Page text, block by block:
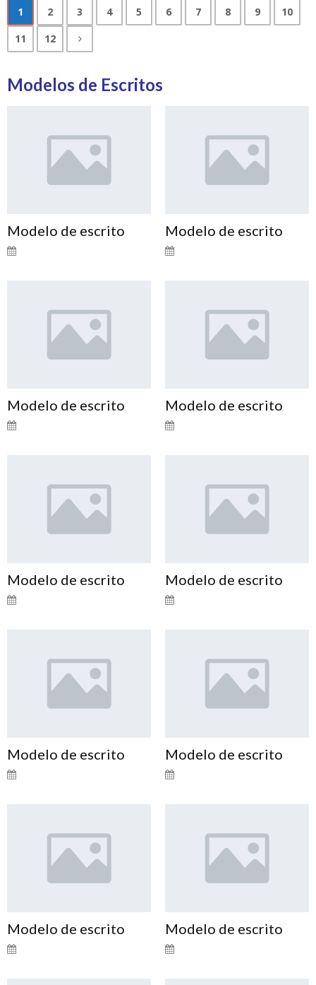
1 2 3 4 5 6 7 8 9
10
11
12
Modelos de Escritos
Modelo de escrito Modelo de escrito
Modelo de escrito Modelo de escrito
Modelo de escrito Modelo de escrito
Modelo de escrito Modelo de escrito
Modelo de escrito Modelo de escrito